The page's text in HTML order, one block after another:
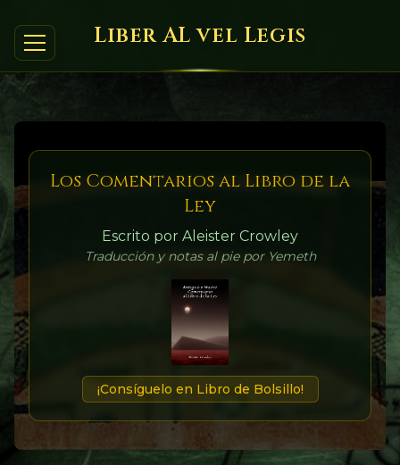
Liber AL vel Legis
Los Comentarios al Libro de la
Ley
Escrito por Aleister Crowley
Traducción y notas al pie por Yemeth
¡Consíguelo en Libro de Bolsillo!